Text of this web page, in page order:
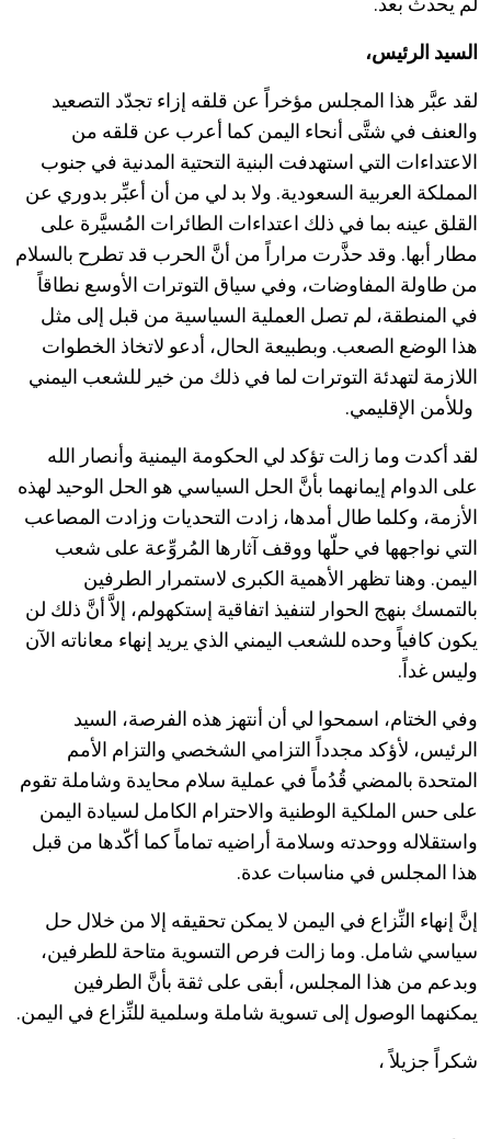
السيد الرئيس،
لقد عبَّر هذا المجلس مؤخراً عن قلقه إزاء تجدّد التصعيد
والعنف في شتَّى أنحاء اليمن كما أعرب عن قلقه من
الاعتداءات التي استهدفت البنية التحتية المدنية في جنوب
المملكة العربية السعودية. ولا بد لي من أن أعبِّر بدوري عن
القلق عينه بما في ذلك اعتداءات الطائرات المُسيَّرة على
مطار أبها. وقد حذَّرت مراراً من أنَّ الحرب قد تطرح بالسلام
من طاولة المفاوضات، وفي سياق التوترات الأوسع نطاقاً
في المنطقة، لم تصل العملية السياسية من قبل إلى مثل
هذا الوضع الصعب. وبطبيعة الحال، أدعو لاتخاذ الخطوات
اللازمة لتهدئة التوترات لما في ذلك من خير للشعب اليمني
وللأمن الإقليمي.
لقد أكدت وما زالت تؤكد لي الحكومة اليمنية وأنصار الله
على الدوام إيمانهما بأنَّ الحل السياسي هو الحل الوحيد لهذه
الأزمة، وكلما طال أمدها، زادت التحديات وزادت المصاعب
التي نواجهها في حلّها ووقف آثارها المُروِّعة على شعب
اليمن. وهنا تظهر الأهمية الكبرى لاستمرار الطرفين
بالتمسك بنهج الحوار لتنفيذ اتفاقية إستكهولم، إلاَّ أنَّ ذلك لن
يكون كافياً وحده للشعب اليمني الذي يريد إنهاء معاناته الآن
وليس غداً.
وفي الختام، اسمحوا لي أن أنتهز هذه الفرصة، السيد
الرئيس، لأؤكد مجدداً التزامي الشخصي والتزام الأمم
المتحدة بالمضي قُدُماً في عملية سلام محايدة وشاملة تقوم
على حس الملكية الوطنية والاحترام الكامل لسيادة اليمن
واستقلاله ووحدته وسلامة أراضيه تماماً كما أكّدها من قبل
هذا المجلس في مناسبات عدة.
إنَّ إنهاء النِّزاع في اليمن لا يمكن تحقيقه إلا من خلال حل
سياسي شامل. وما زالت فرص التسوية متاحة للطرفين،
وبدعم من هذا المجلس، أبقى على ثقة بأنَّ الطرفين
يمكنهما الوصول إلى تسوية شاملة وسلمية للنِّزاع في اليمن.
شكراً جزيلاً ،